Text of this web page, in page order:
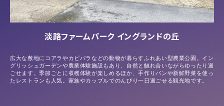
淡路ファームパーク イングランドの丘
広大な敷地にコアラやカピバラなどの動物が暮らすふれあい型農業公園。イン
グリッシュガーデンや農業体験施設もあり、自然と触れ合いながらゆったり過
ごせます。季節ごとに収穫体験が楽しめるほか、手作りパンや新鮮野菜を使っ
たレストランも人気。家族やカップルでのんびり一日過ごせる観光地です。